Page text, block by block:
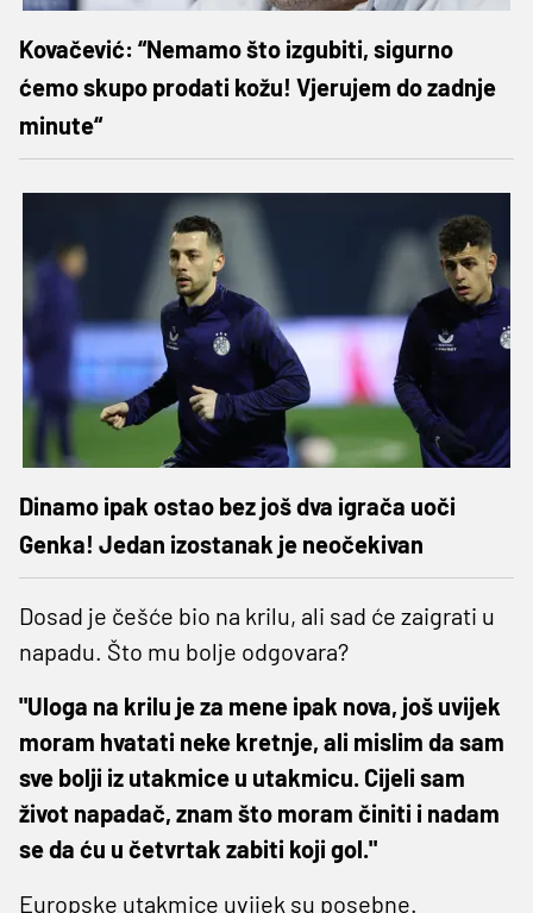
Kovačević: “Nemamo što izgubiti, sigurno
ćemo skupo prodati kožu! Vjerujem do zadnje
minute“
Dinamo ipak ostao bez još dva igrača uoči
Genka! Jedan izostanak je neočekivan
Dosad je češće bio na krilu, ali sad će zaigrati u
napadu. Što mu bolje odgovara?
"Uloga na krilu je za mene ipak nova, još uvijek
moram hvatati neke kretnje, ali mislim da sam
sve bolji iz utakmice u utakmicu. Cijeli sam
život napadač, znam što moram činiti i nadam
se da ću u četvrtak zabiti koji gol."
Europske utakmice uvijek su posebne.